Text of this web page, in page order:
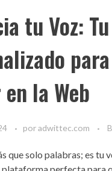
tu Voz:
para
la Web
poradwittec.com
que solo palabras; es tu